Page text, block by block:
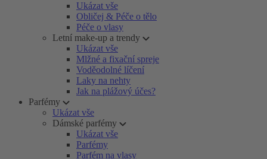
Ukázat vše
Obličej & Péče o tělo
Péče o vlasy
Letní make-up a trendy
Ukázat vše
Mlžné a fixační spreje
Voděodolné líčení
Laky na nehty
Jak na plážový účes?
Parfémy
Ukázat vše
Dámské parfémy
Ukázat vše
Parfémy
Parfém na vlasy